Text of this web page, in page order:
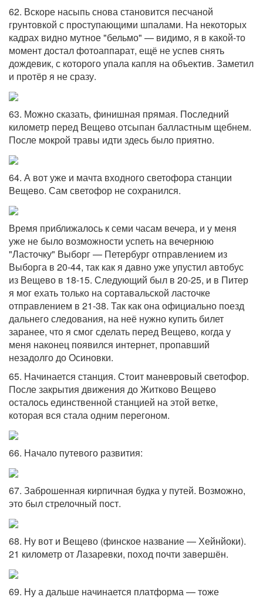
62. Вскоре насыпь снова становится песчаной
грунтовкой с проступающими шпалами. На некоторых
кадрах видно мутное "бельмо" — видимо, я в какой-то
момент достал фотоаппарат, ещё не успев снять
дождевик, с которого упала капля на объектив. Заметил
и протёр я не сразу.
63. Можно сказать, финишная прямая. Последний
километр перед Вещево отсыпан балластным щебнем.
После мокрой травы идти здесь было приятно.
64. А вот уже и мачта входного светофора станции
Вещево. Сам светофор не сохранился.
Время приближалось к семи часам вечера, и у меня
уже не было возможности успеть на вечернюю
"Ласточку" Выборг — Петербург отправлением из
Выборга в 20-44, так как я давно уже упустил автобус
из Вещево в 18-15. Следующий был в 20-25, и в Питер
я мог ехать только на сортавальской ласточке
отправлением в 21-38. Так как она официально поезд
дальнего следования, на неё нужно купить билет
заранее, что я смог сделать перед Вещево, когда у
меня наконец появился интернет, пропавший
незадолго до Осиновки.
65. Начинается станция. Стоит маневровый светофор.
После закрытия движения до Житково Вещево
осталось единственной станцией на этой ветке,
которая вся стала одним перегоном.
66. Начало путевого развития:
67. Заброшенная кирпичная будка у путей. Возможно,
это был стрелочный пост.
68. Ну вот и Вещево (финское название — Хейнйоки).
21 километр от Лазаревки, поход почти завершён.
69. Ну а дальше начинается платформа — тоже